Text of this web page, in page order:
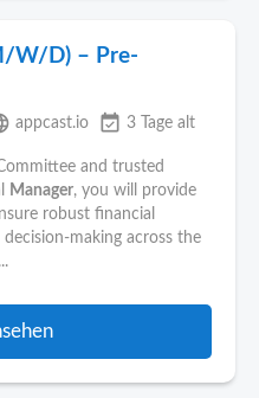
W/D) – Pre-
appcast.io event_available 3 Tage alt
and trusted
Manager, you will provide
robust financial
across the